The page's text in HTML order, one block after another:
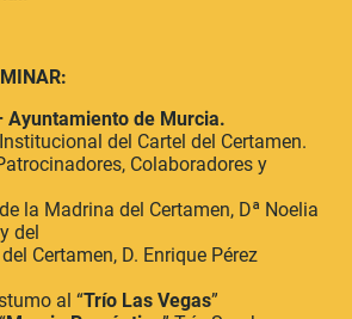
Ayuntamiento de Murcia.
del Cartel del Certamen.
Colaboradores y
la Madrina del Certamen, Dª Noelia
del
Certamen, D. Enrique Pérez
al “Trío Las Vegas”